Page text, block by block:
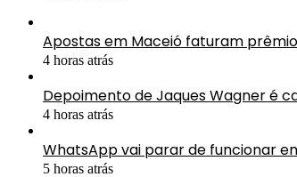
Apostas em Maceió faturam
4 horas atrás
Depoimento de Jaques Wagner é
4 horas atrás
WhatsApp vai parar de funcionar
5 horas atrás